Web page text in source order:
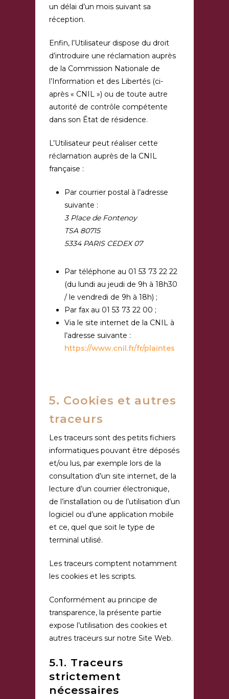
un délai d’un mois suivant sa
réception.
Enfin, l’Utilisateur dispose du droit
d’introduire une réclamation auprès
de la Commission Nationale de
l’Information et des Libertés (ci-
après « CNIL ») ou de toute autre
autorité de contrôle compétente
dans son État de résidence.
L’Utilisateur peut réaliser cette
réclamation auprès de la CNIL
française :
Par courrier postal à l’adresse
suivante :
3 Place de Fontenoy
TSA 80715
5334 PARIS CEDEX 07
Par téléphone au 01 53 73 22 22
(du lundi au jeudi de 9h à 18h30
/ le vendredi de 9h à 18h) ;
Par fax au 01 53 73 22 00 ;
Via le site internet de la CNIL à
l’adresse suivante :
https://www.cnil.fr/fr/plaintes
5. Cookies et autres
traceurs
Les traceurs sont des petits fichiers
informatiques pouvant être déposés
et/ou lus, par exemple lors de la
consultation d’un site internet, de la
lecture d’un courrier électronique,
de l’installation ou de l’utilisation d’un
logiciel ou d’une application mobile
et ce, quel que soit le type de
terminal utilisé.
Les traceurs comptent notamment
les cookies et les scripts.
Conformément au principe de
transparence, la présente partie
expose l’utilisation des cookies et
autres traceurs sur notre Site Web.
5.1. Traceurs
strictement
nécessaires